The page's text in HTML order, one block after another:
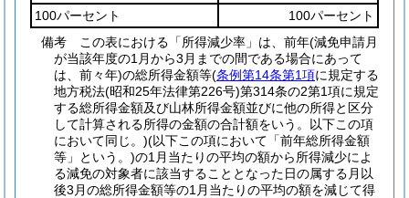
100パーセント
100パーセント
備考 この表における「所得減少率」は、前年(減免申請月
が当該年度の1月から3月までの間である場合にあって
は、前々年)の総所得金額等(条例第14条第1項に規定する
地方税法(昭和25年法律第226号)第314条の2第1項に規定
する総所得金額及び山林所得金額並びに他の所得と区分
して計算される所得の金額の合計額をいう。以下この項
において同じ。)(以下この項において「前年総所得金額
等」という。)の1月当たりの平均の額から所得減少によ
る減免の対象者に該当することとなった日の属する月以
後3月の総所得金額等の1月当たりの平均の額を減じて得